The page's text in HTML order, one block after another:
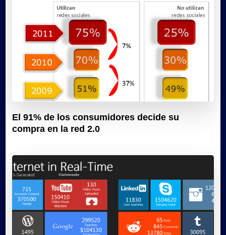
El 91% de los consumidores decide su
compra en la red 2.0